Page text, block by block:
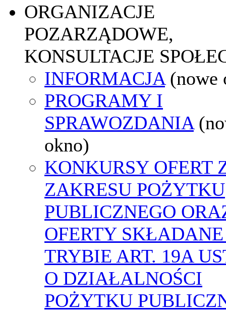
ORGANIZACJE
POZARZĄDOWE,
KONSULTACJE
INFORMACJA (nowe
PROGRAMY I
SPRAWOZDANIA
okno)
KONKURSY OFERT
ZAKRESU POŻYTKU
PUBLICZNEGO
OFERTY
TRYBIE ART. 19A
O DZIAŁALNOŚCI
POŻYTKU